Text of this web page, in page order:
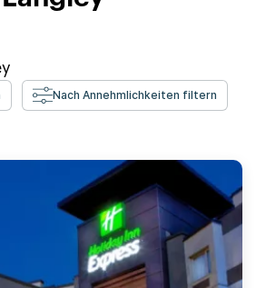
Nach Annehmlichkeiten filtern